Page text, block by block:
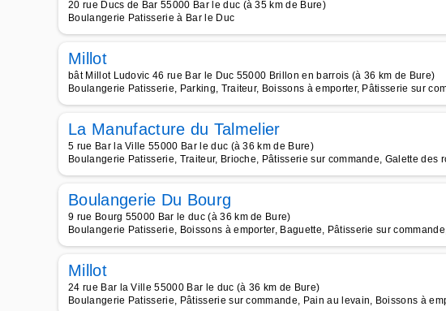
20 rue Ducs de Bar 55000 Bar le duc (à 35 km de Bure)
Boulangerie Patisserie à Bar le Duc
Millot
bât Millot Ludovic 46 rue Bar le Duc 55000 Brillon en barrois (à 36 km de Bure)
Boulangerie Patisserie, Parking, Traiteur, Boissons à emporter, Pâtisserie sur
La Manufacture du Talmelier
5 rue Bar la Ville 55000 Bar le duc (à 36 km de Bure)
Boulangerie Patisserie, Traiteur, Brioche, Pâtisserie sur commande, Galette des
Boulangerie Du Bourg
9 rue Bourg 55000 Bar le duc (à 36 km de Bure)
Boulangerie Patisserie, Boissons à emporter, Baguette, Pâtisserie sur
Millot
24 rue Bar la Ville 55000 Bar le duc (à 36 km de Bure)
Boulangerie Patisserie, Pâtisserie sur commande, Pain au levain, Boissons à